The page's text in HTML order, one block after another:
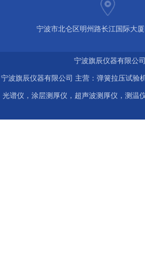
宁波市北仑区明州路长江国际大
宁波旗辰仪器有限
宁波旗辰仪器有限公司 主营：弹簧拉压试验
光谱仪，涂层测厚仪，超声波测厚仪，测温